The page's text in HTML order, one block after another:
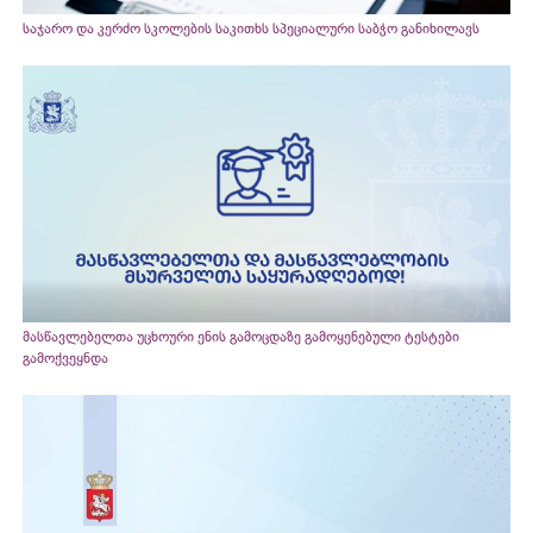
საჯარო და კერძო სკოლების საკითხს სპეციალური საბჭო განიხილავს
მასწავლებელთა უცხოური ენის გამოცდაზე გამოყენებული ტესტები
გამოქვეყნდა